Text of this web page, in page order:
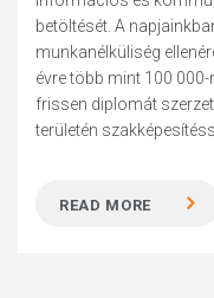
betöltését. A
munkanélküliség
évre több mint 100
frissen diplomát
területén
READ MORE